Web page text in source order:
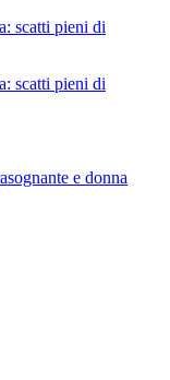
scatti pieni di
scatti pieni di
e donna